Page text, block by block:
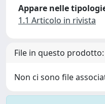
Appare nelle
1.1 Articolo in rivista
File in questo prodotto:
Non ci sono file